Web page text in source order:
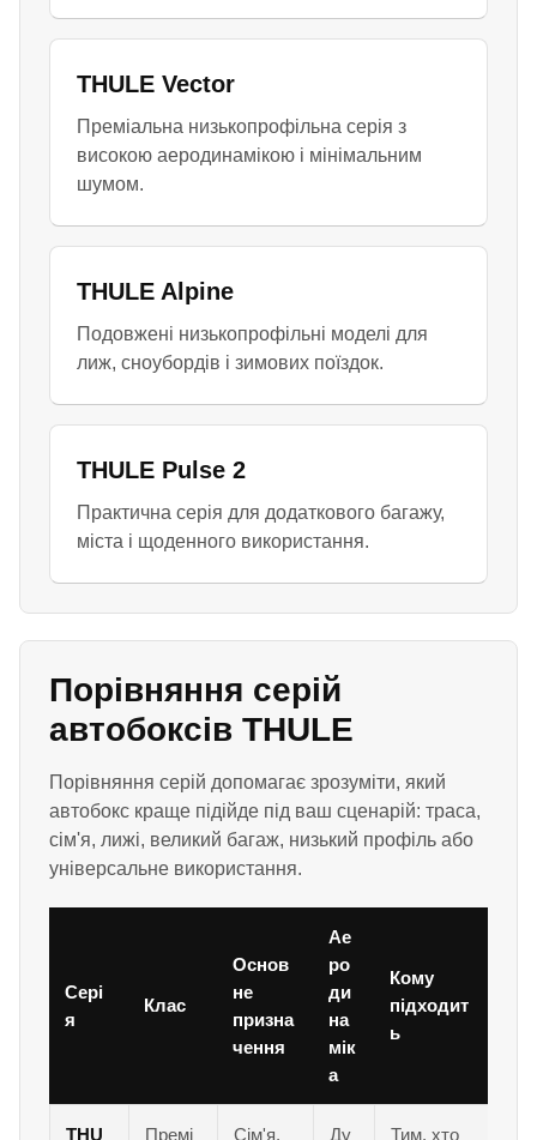
THULE Vector
Преміальна низькопрофільна серія з
високою аеродинамікою і мінімальним
шумом.
THULE Alpine
Подовжені низькопрофільні моделі для
лиж, сноубордів і зимових поїздок.
THULE Pulse 2
Практична серія для додаткового багажу,
міста і щоденного використання.
Порівняння серій
автобоксів THULE
Порівняння серій допомагає зрозуміти, який
автобокс краще підійде під ваш сценарій: траса,
сім'я, лижі, великий багаж, низький профіль або
універсальне використання.
Сері
я
Клас
Основ
не
призна
чення
Ае
ро
ди
на
мік
а
Кому
підходит
ь
THU Премі Сім'я, Ду Тим, хто